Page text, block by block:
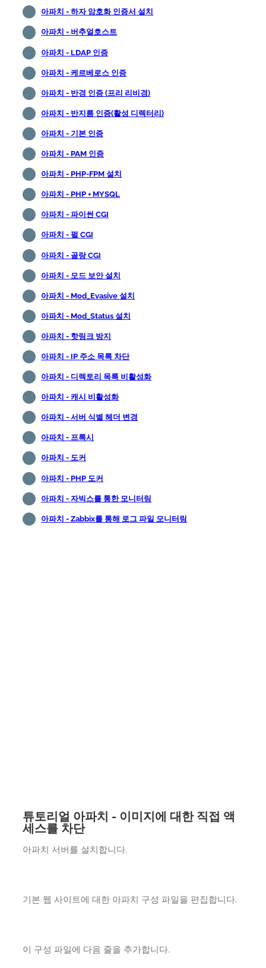
아파치 - 하자 암호화 인증서 설치
아파치 - 버추얼호스트
아파치 - LDAP 인증
아파치 - 케르베로스 인증
아파치 - 반경 인증 (프리 리비경)
아파치 - 반지름 인증(활성 디렉터리)
아파치 - 기본 인증
아파치 - PAM 인증
아파치 - PHP-FPM 설치
아파치 - PHP + MYSQL
아파치 - 파이썬 CGI
아파치 - 펄 CGI
아파치 - 골랑 CGI
아파치 - 모드 보안 설치
아파치 - Mod_Evasive 설치
아파치 - Mod_Status 설치
아파치 - 핫링크 방지
아파치 - IP 주소 목록 차단
아파치 - 디렉토리 목록 비활성화
아파치 - 캐시 비활성화
아파치 - 서버 식별 헤더 변경
아파치 - 프록시
아파치 - 도커
아파치 - PHP 도커
아파치 - 자빅스를 통한 모니터링
아파치 - Zabbix를 통해 로그 파일 모니터링
튜토리얼 아파치 - 이미지에 대한 직접 액
세스를 차단
아파치 서버를 설치합니다.
기본 웹 사이트에 대한 아파치 구성 파일을 편집합니다.
이 구성 파일에 다음 줄을 추가합니다.